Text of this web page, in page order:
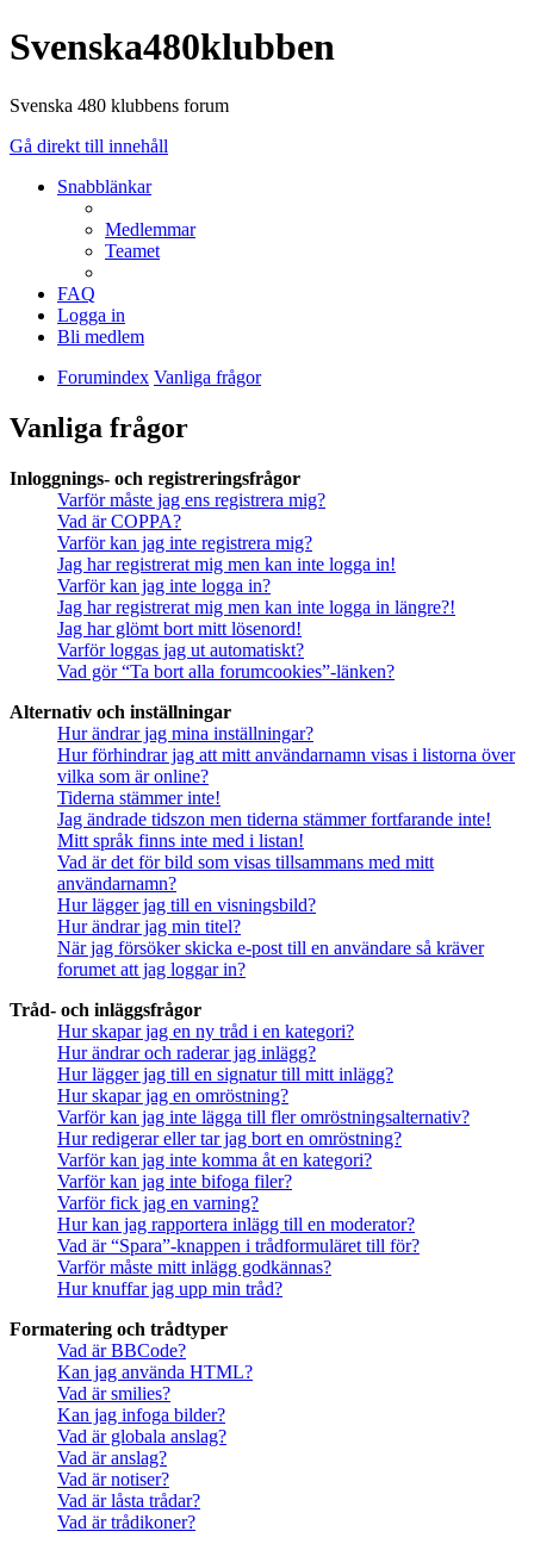
Svenska480klubben
Svenska 480 klubbens forum
Gå direkt till innehåll
Snabblänkar
Medlemmar
Teamet
FAQ
Logga in
Bli medlem
Forumindex Vanliga frågor
Vanliga frågor
Inloggnings- och registreringsfrågor
Varför måste jag ens registrera mig?
Vad är COPPA?
Varför kan jag inte registrera mig?
Jag har registrerat mig men kan inte logga in!
Varför kan jag inte logga in?
Jag har registrerat mig men kan inte logga in längre?!
Jag har glömt bort mitt lösenord!
Varför loggas jag ut automatiskt?
Vad gör “Ta bort alla forumcookies”-länken?
Alternativ och inställningar
Hur ändrar jag mina inställningar?
Hur förhindrar jag att mitt användarnamn visas i listorna över
vilka som är online?
Tiderna stämmer inte!
Jag ändrade tidszon men tiderna stämmer fortfarande inte!
Mitt språk finns inte med i listan!
Vad är det för bild som visas tillsammans med mitt
användarnamn?
Hur lägger jag till en visningsbild?
Hur ändrar jag min titel?
När jag försöker skicka e-post till en användare så kräver
forumet att jag loggar in?
Tråd- och inläggsfrågor
Hur skapar jag en ny tråd i en kategori?
Hur ändrar och raderar jag inlägg?
Hur lägger jag till en signatur till mitt inlägg?
Hur skapar jag en omröstning?
Varför kan jag inte lägga till fler omröstningsalternativ?
Hur redigerar eller tar jag bort en omröstning?
Varför kan jag inte komma åt en kategori?
Varför kan jag inte bifoga filer?
Varför fick jag en varning?
Hur kan jag rapportera inlägg till en moderator?
Vad är “Spara”-knappen i trådformuläret till för?
Varför måste mitt inlägg godkännas?
Hur knuffar jag upp min tråd?
Formatering och trådtyper
Vad är BBCode?
Kan jag använda HTML?
Vad är smilies?
Kan jag infoga bilder?
Vad är globala anslag?
Vad är anslag?
Vad är notiser?
Vad är låsta trådar?
Vad är trådikoner?